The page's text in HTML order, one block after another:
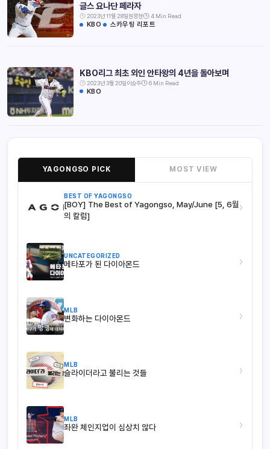
글스 요나단 페라자
2023년 11월 28일원정현 4 Min Read
KBO 스카우팅 리포트
KBO리그 최초 외인 안타왕의 4년을 돌아보며
2023년 3월 20일이승주 6 Min Read
KBO
YAGONGSO PICK MOST VIEW
BEST OF YAGONGSO
[BOY] The Best of Yagongso, May/June [5, 6월
의 칼럼]
›
UNCATEGORIZED
메타포가 된 다이아몬드 ›
MLB
변화하는 다이아몬드 ›
MLB
슬라이더라고 불리는 것들 ›
MLB
좌완 체인지업이 심상치 않다 ›